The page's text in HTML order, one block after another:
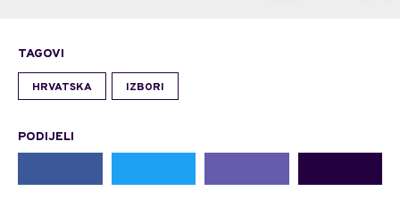
TAGOVI
HRVATSKA IZBORI
PODIJELI